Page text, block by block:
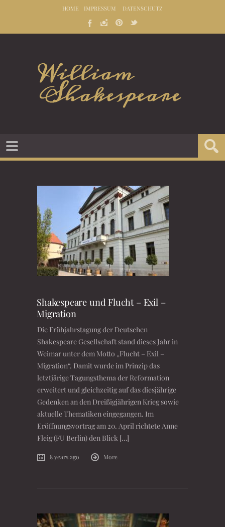
HOME IMPRESSUM DATENSCHUTZ
Shakespeare und Flucht – Exil –
Migration
Die Frühjahrstagung der Deutschen
Shakespeare Gesellschaft stand dieses Jahr in
Weimar unter dem Motto „Flucht – Exil –
Migration“. Damit wurde im Prinzip das
letztjärige Tagungsthema der Reformation
erweitert und gleichzeitig auf das diesjährige
Gedenken an den Dreißigjährigen Krieg sowie
aktuelle Thematiken eingegangen. Im
Eröffnungsvortrag am 20. April richtete Anne
Fleig (FU Berlin) den Blick […]
8 years ago More